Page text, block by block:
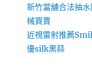
新竹當舖合法抽
械買賣
近視雷射推薦
優silk黑蒜